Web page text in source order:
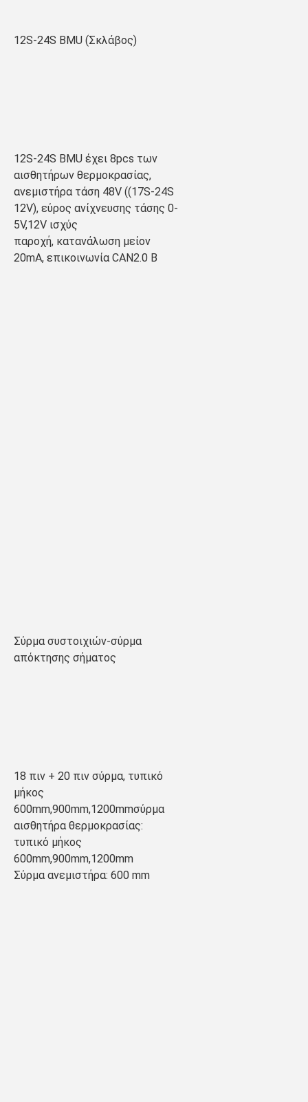
12S-24S BMU (Σκλάβος)
12S-24S BMU έχει 8pcs των
αισθητήρων θερμοκρασίας,
ανεμιστήρα τάση 48V ((17S-24S
12V), εύρος ανίχνευσης τάσης 0-
5V,12V ισχύς
παροχή, κατανάλωση μείον
20mA, επικοινωνία CAN2.0 B
Σύρμα συστοιχιών-σύρμα
απόκτησης σήματος
18 πιν + 20 πιν σύρμα, τυπικό
μήκος
600mm,900mm,1200mmσύρμα
αισθητήρα θερμοκρασίας:
τυπικό μήκος
600mm,900mm,1200mm
Σύρμα ανεμιστήρα: 600 mm